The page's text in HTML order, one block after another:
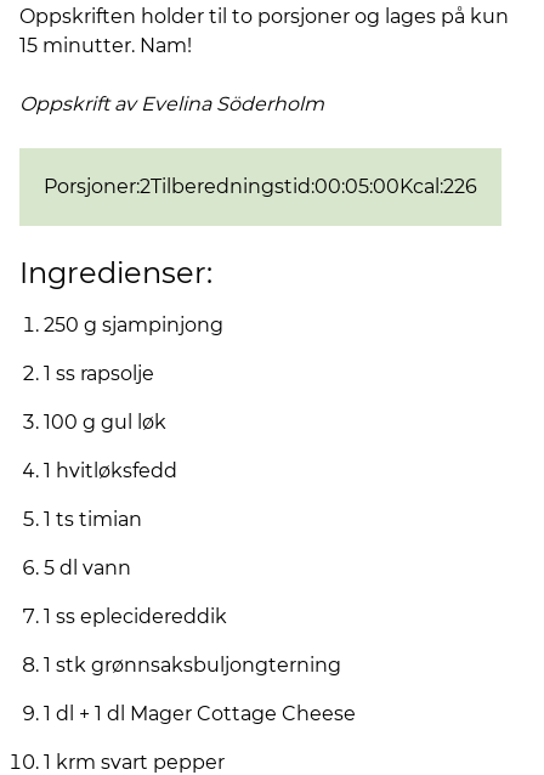
Oppskriften holder til to porsjoner og lages på kun
15 minutter. Nam!
Oppskrift av Evelina Söderholm
Porsjoner:2Tilberedningstid:00:05:00Kcal :226
Ingredienser:
250 g sjampinjong
1 ss rapsolje
100 g gul løk
1 hvitløksfedd
1 ts timian
5 dl vann
1 ss eplecidereddik
1 stk grønnsaksbuljongterning
1 dl + 1 dl Mager Cottage Cheese
1 krm svart pepper